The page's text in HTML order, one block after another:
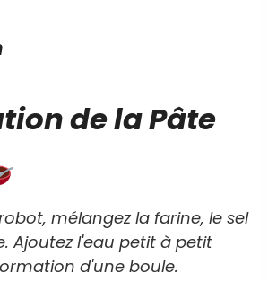
de la Pâte
mélangez la farine, le sel
Ajoutez l'eau petit à petit
d'une boule.